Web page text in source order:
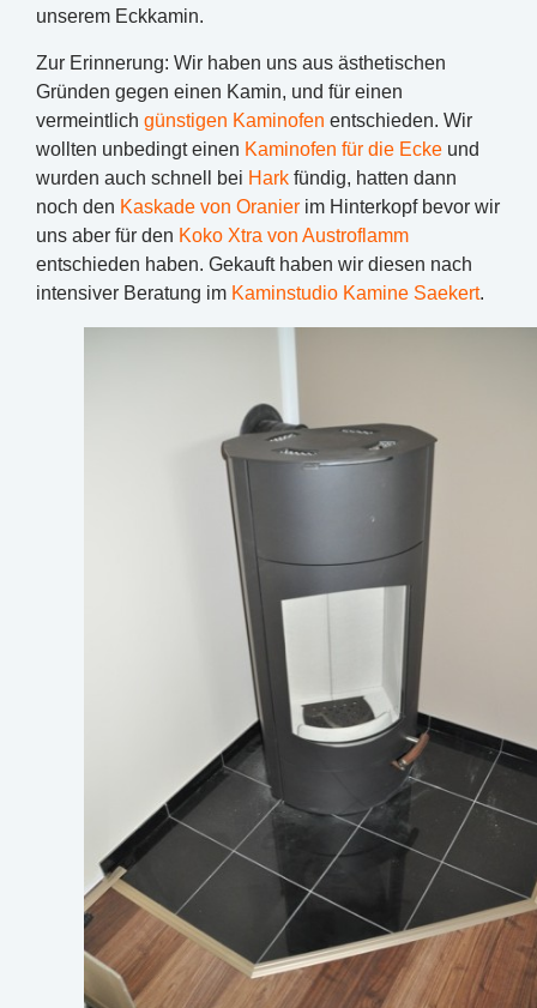
unserem Eckkamin.
Zur Erinnerung: Wir haben uns aus ästhetischen
Gründen gegen einen Kamin, und für einen
vermeintlich günstigen Kaminofen entschieden. Wir
wollten unbedingt einen Kaminofen für die Ecke und
wurden auch schnell bei Hark fündig, hatten dann
noch den Kaskade von Oranier im Hinterkopf bevor wir
uns aber für den Koko Xtra von Austroflamm
entschieden haben. Gekauft haben wir diesen nach
intensiver Beratung im Kaminstudio Kamine Saekert.